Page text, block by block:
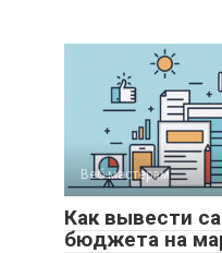
Веб-мастерам
Как вывести
бюджета на